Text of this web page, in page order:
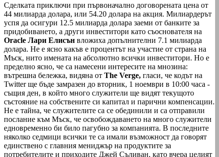
Сделката приключи при първоначално договорената цена от
44 милиарда долара, или 54.20 долара на акция. Милиардерът
успя да осигури 12.5 милиарда долара заеми от банките за
придобиването, а други инвеститори като съоснователя на
Oracle Лари Елисън вложиха допълнителни 7.1 милиарда
долара. Не е ясно какъв е процентът на участие от страна на
Мъск, нито имената на абсолютно всички инвеститори. Но е
пределно ясно, че са намесени интересите на мнозина:
вътрешна бележка, видяна от The Verge, гласи, че кодът на
Twitter ще бъде замразен до вторник, 1 ноември в 10:00 часа -
същия ден, в който много служители ще видят текущото
състояние на собствените си капитал и парични компенсации.
Не е тайна, че служителите са се обединили и са отправили
послание към Мъск, че освобождаването на много служители
едновременно би било пагубно за компанията. В последните
няколко седмици всички те са имали възможност да говорят
единствено с главния мениджър на продуктите за
потребителите и приходите Джей Съливан, като вчера целият